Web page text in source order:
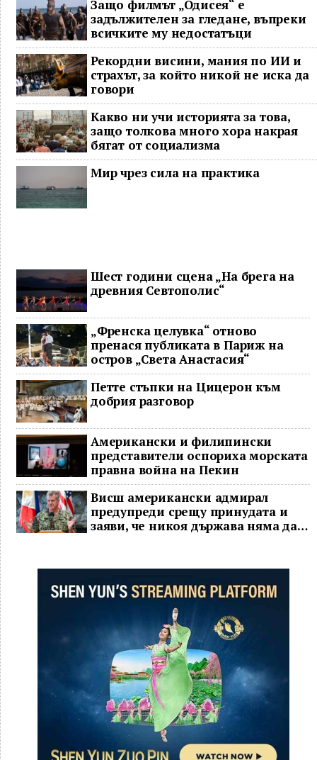
Защо филмът „Одисея“ е
задължителен за гледане, въпреки
всичките му недостатъци
Рекордни висини, мания по ИИ и
страхът, за който никой не иска да
говори
Какво ни учи историята за това,
защо толкова много хора накрая
бягат от социализма
Мир чрез сила на практика
Шест години сцена „На брега на
древния Севтополис“
„Френска целувка“ отново
пренася публиката в Париж на
остров „Света Анастасия“
Петте стъпки на Цицерон към
добрия разговор
Американски и филипински
представители оспориха морската
правна война на Пекин
Висш американски адмирал
предупреди срещу принудата и
заяви, че никоя държава няма да